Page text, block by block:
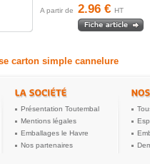
A partir de 2.96 € HT
carton simple cannelure
Présentation Toutembal
Mentions légales
Emballages le Havre
Nos partenaires